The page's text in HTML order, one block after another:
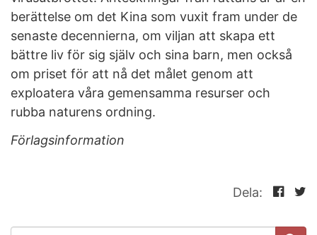
berättelse om det Kina som vuxit fram under de
senaste decennierna, om viljan att skapa ett
bättre liv för sig själv och sina barn, men också
om priset för att nå det målet genom att
exploatera våra gemensamma resurser och
rubba naturens ordning.
Förlagsinformation
Dela: